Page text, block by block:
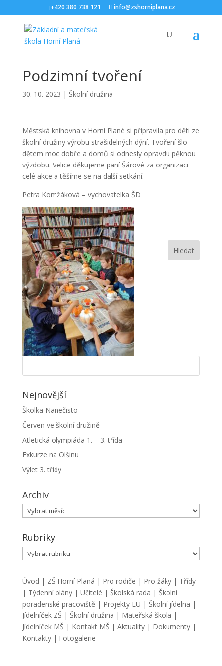
+420 380 738 121 info@zshorniplana.cz
Podzimní tvoření
30. 10. 2023 | Školní družina
Městská knihovna v Horní Plané si připravila pro děti ze
školní družiny výrobu strašidelných dýní. Tvoření šlo
dětem moc dobře a domů si odnesly opravdu pěknou
výzdobu. Velice děkujeme paní Šárové za organizaci
celé akce a těšíme se na další setkání.
Petra Komžáková – vychovatelka ŠD
Nejnovější
Školka Nanečisto
Červen ve školní družině
Atletická olympiáda 1. – 3. třída
Exkurze na Olšinu
Výlet 3. třídy
Archiv
Archiv
Rubriky
Rubriky
Úvod | ZŠ Horní Planá | Pro rodiče | Pro žáky| Třídy
| Týdenní plány| Učitelé | Školská rada | Školní
poradenské pracoviště | Projekty EU | Školní jídelna |
Jídelníček ZŠ | Školní družina | Mateřská škola |
Jídelníček MŠ | Kontakt MŠ | Aktuality| Dokumenty|
Kontakty| Fotogalerie